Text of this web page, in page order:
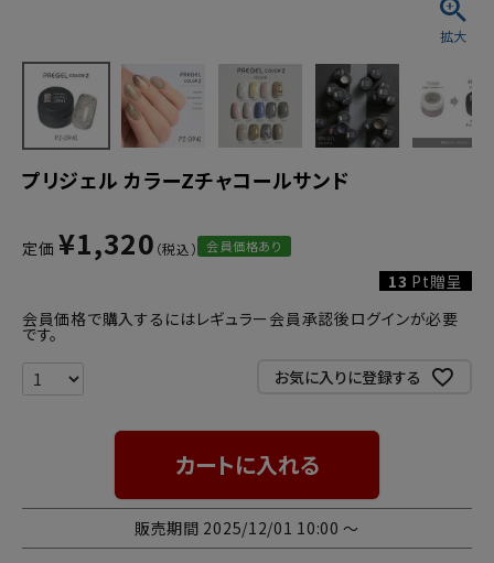
プリジェル カラーZチャコールサンド
定価 ¥1,320 会員価格あり
13 Pt贈呈
会員価格で購入するにはレギュラー会員承認後ログインが必要
です。
お気に入りに登録する
カートに入れる
販売期間 2025/12/01 10:00 〜